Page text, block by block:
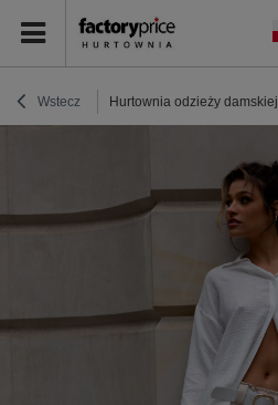
Wstecz Hurtownia odzieży damskiej